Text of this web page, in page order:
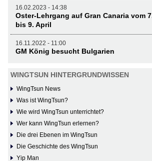
16.02.2023 - 14:38
Oster-Lehrgang auf Gran Canaria vom
bis 9. April
16.11.2022 - 11:00
GM König besucht Bulgarien
WINGTSUN HINTERGRUNDWISSEN
WingTsun News
Was ist WingTsun?
Wie wird WingTsun unterrichtet?
Wer kann WingTsun erlernen?
Die drei Ebenen im WingTsun
Die Geschichte des WingTsun
Yip Man